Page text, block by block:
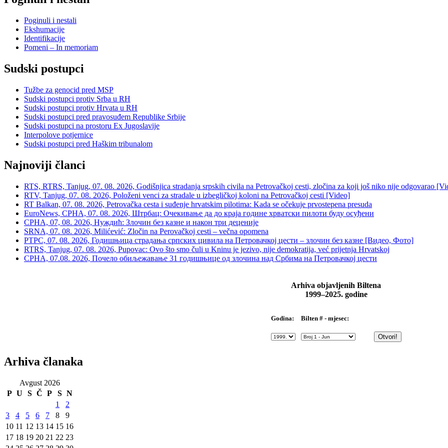
Poginuli i nestali
Ekshumacije
Identifikacije
Pomeni – In memoriam
Sudski postupci
Tužbe za genocid pred MSP
Sudski postupci protiv Srba u RH
Sudski postupci protiv Hrvata u RH
Sudski postupci pred pravosuđem Republike Srbije
Sudski postupci na prostoru Ex Jugoslavije
Interpolove potjernice
Sudski postupci pred Haškim tribunalom
Najnoviji članci
RTS, RTRS, Tanjug, 07. 08. 2026, Godišnjica stradanja srpskih civila na Petrovačkoj cesti, zločina za koji još niko nije odgovarao
RTV, Tanjug, 07. 08. 2026, Položeni venci za stradale u izbegličkoj koloni na Petrovačkoj cesti [Video]
RT Balkan, 07. 08. 2026, Petrovačka cesta i suđenje hrvatskim pilotima: Kada se očekuje prvostepena presuda
EuroNews, СРНА, 07. 08. 2026, Штрбац: Очекивање да до краја године хрватски пилоти буду осуђени
СРНА, 07, 08. 2026, Нуждић: Злочин без казне и након три деценије
SRNA, 07. 08. 2026, Milićević: Zločin na Perovačkoj cesti – večna opomena
РТРС, 07. 08. 2026, Годишњица страдања српских цивила на Петровачкој цести – злочин без казне [Видео, Фото]
RTRS, Tanjug, 07. 08. 2026, Pupovac: Ovo što smo čuli u Kninu je jezivo, nije demokratija, već prijetnja Hrvatskoj
СРНА, 07.08. 2026, Почело обиљежавање 31 годишњице од злочина над Србима на Петровачкој цести
Arhiva objavljenih Biltena
1999–2025. godine
Godina: Bilten # - mjesec:
Arhiva članaka
Avgust 2026
P U S Č P S N
1
2
3
4 5 6 7 8
9
10 11 12 13 14 15 16
17 18 19 20 21 22 23